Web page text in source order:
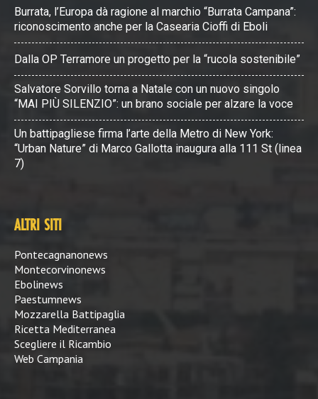
Burrata, l’Europa dà ragione al marchio “Burrata Campana”:
riconoscimento anche per la Casearia Cioffi di Eboli
Dalla OP Terramore un progetto per la “rucola sostenibile”
Salvatore Sorvillo torna a Natale con un nuovo singolo
“MAI PIÙ SILENZIO”: un brano sociale per alzare la voce
Un battipagliese firma l’arte della Metro di New York:
“Urban Nature” di Marco Gallotta inaugura alla 111 St (linea
7)
ALTRI SITI
Pontecagnanonews
Montecorvinonews
Ebolinews
Paestumnews
Mozzarella Battipaglia
Ricetta Mediterranea
Scegliere il Ricambio
Web Campania